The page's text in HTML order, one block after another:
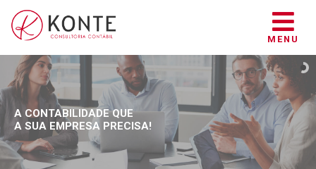
MENU
A CONTABILIDADE QUE
A SUA EMPRESA PRECISA!